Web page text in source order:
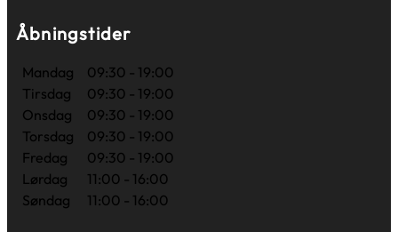
Åbningstider
Mandag
09:30 - 19:00
Tirsdag
09:30 - 19:00
Onsdag
09:30 - 19:00
Torsdag
09:30 - 19:00
Fredag
09:30 - 19:00
Lørdag
11:00 - 16:00
Søndag
11:00 - 16:00